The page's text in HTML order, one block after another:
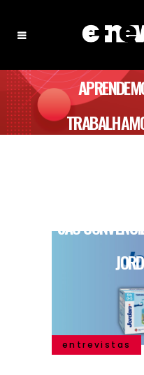
SÃO
entrevistas